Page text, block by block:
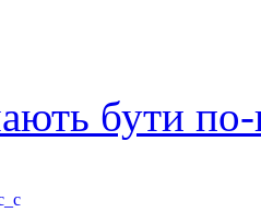
бути по-